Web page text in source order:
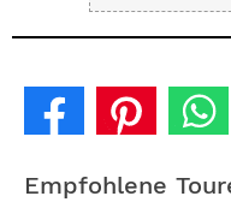
Empfohlene